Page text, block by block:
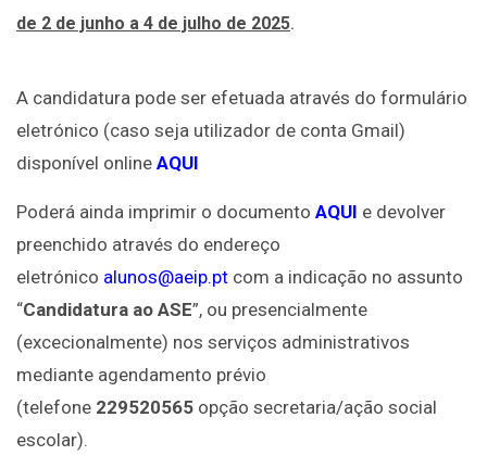
de 2 de junho a 4 de julho de 2025.
A candidatura pode ser efetuada através do formulário
eletrónico (caso seja utilizador de conta Gmail)
disponível online AQUI
Poderá ainda imprimir o documento AQUI e devolver
preenchido através do endereço
eletrónico alunos@aeip.pt com a indicação no assunto
“Candidatura ao ASE”, ou presencialmente
(excecionalmente) nos serviços administrativos
mediante agendamento prévio
(telefone 229520565 opção secretaria/ação social
escolar).